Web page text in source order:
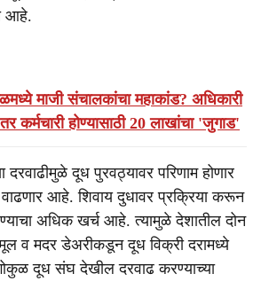
आहे.
माजी संचालकांचा महाकांड? अधिकारी
कर्मचारी होण्यासाठी 20 लाखांचा 'जुगाड'
दूध पुरवठ्यावर परिणाम होणार
आहे. शिवाय दुधावर प्रक्रिया करून
अधिक खर्च आहे. त्यामुळे देशातील दोन
व मदर डेअरीकडून दूध विक्री दरामध्ये
दूध संघ देखील दरवाढ करण्याच्या